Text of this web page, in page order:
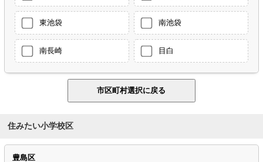
東池袋 南池袋
南長崎 目白
住みたい小学校区
豊島区